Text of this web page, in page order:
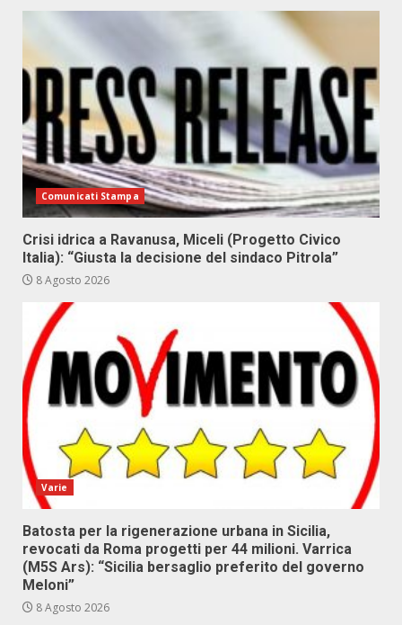
Comunicati Stampa
Crisi idrica a Ravanusa, Miceli (Progetto Civico
Italia): “Giusta la decisione del sindaco Pitrola”
8 Agosto 2026
Varie
Batosta per la rigenerazione urbana in Sicilia,
revocati da Roma progetti per 44 milioni. Varrica
(M5S Ars): “Sicilia bersaglio preferito del governo
Meloni”
8 Agosto 2026